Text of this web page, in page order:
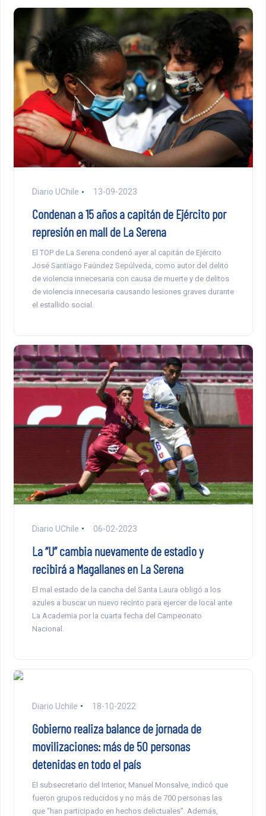
Diario UChile 13-09-2023
Condenan a 15 años a capitán de Ejército por
represión en mall de La Serena
El TOP de La Serena condenó ayer al capitán de Ejército
José Santiago Faúndez Sepúlveda, como autor del delito
de violencia innecesaria con causa de muerte y de delitos
de violencia innecesaria causando lesiones graves durante
el estallido social.
Diario UChile 06-02-2023
La “U” cambia nuevamente de estadio y
recibirá a Magallanes en La Serena
El mal estado de la cancha del Santa Laura obligó a los
azules a buscar un nuevo recinto para ejercer de local ante
La Academia por la cuarta fecha del Campeonato
Nacional.
Diario Uchile 18-10-2022
Gobierno realiza balance de jornada de
movilizaciones: más de 50 personas
detenidas en todo el país
El subsecretario del Interior, Manuel Monsalve, indicó que
fueron grupos reducidos y no más de 700 personas las
que “han participado en hechos delictuales”. Además,